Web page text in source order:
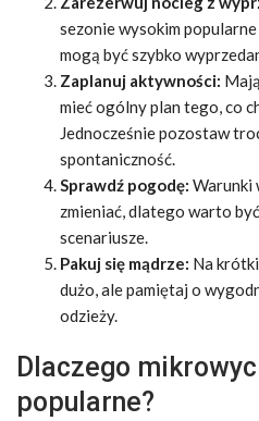
sezonie wysokim
mogą być szybko
Zaplanuj aktywności:
mieć ogólny plan tego, co
Jednocześnie pozostaw
spontaniczność.
Sprawdź pogodę: Warunki
zmieniać, dlatego warto
scenariusze.
Pakuj się mądrze: Na
dużo, ale pamiętaj o
odzieży.
Dlaczego
popularne?